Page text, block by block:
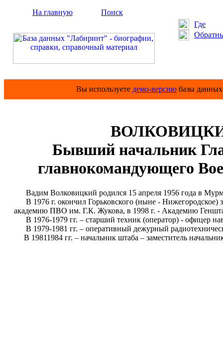
На главную
Поиск
Где
Вы используете демо-версию базы
Бывший начальник
главнокомандующего
Вадим Волковицкий родился 15 апреля 1956 года в
В 1976 г. окончил Горьковского (ныне -
академию ПВО им. Г.К. Жукова, в 1998 г. - Академию
В 1976-1979 гг. – старший техник (оператор) - офицер
В 1979-1981 гг. – оперативный дежурный
В 19811984 гг. – начальник штаба – заместитель